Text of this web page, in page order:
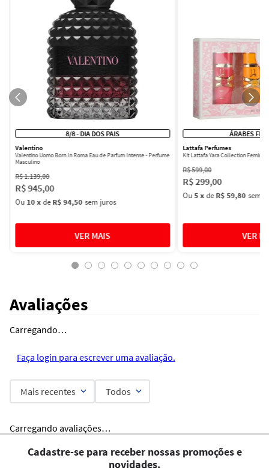
8/8 - DIA DOS PAIS
Valentino
Valentino Uomo Born In Roma Eau de Parfum Intense - Perfume
Masculino
R$1.139,00
R$945,00
Ou 10xdeR$ 94,50 sem juros
ÁRABES
Lattafa Perfumes
Kit Lattafa Yara Collection
R$599,00
R$299,00
Ou5xdeR$ 59,80 sem
Avaliações
Carregando…
Faça login para escrever uma avaliação.
Mais recentes Todos
Carregando avaliações…
Cadastre-se para receber nossas promoções e
novidades.